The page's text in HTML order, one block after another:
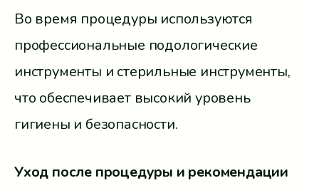
Во время процедуры используются
профессиональные подологические
инструменты и стерильные инструменты,
что обеспечивает высокий уровень
гигиены и безопасности.
Уход после процедуры и рекомендации